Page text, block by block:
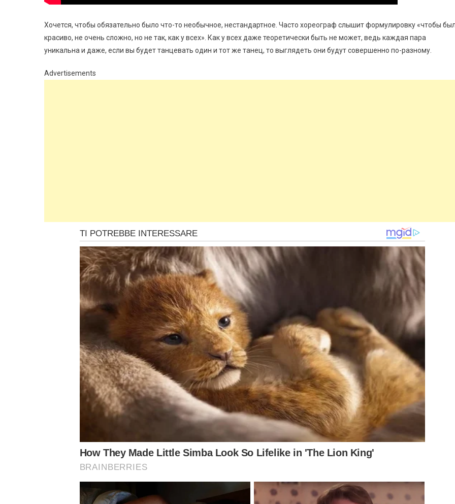
Хочется, чтобы обязательно было что-то необычное, нестандартное. Часто хореограф слышит формулировку «чтобы
красиво, не очень сложно, но не так, как у всех». Как у всех даже теоретически быть не может, ведь каждая пара
уникальна и даже, если вы будет танцевать один и тот же танец, то выглядеть они будут совершенно по-разному.
Advertisements